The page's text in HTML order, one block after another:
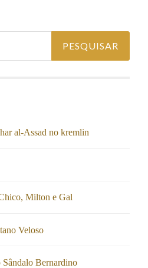
al-Assad no kremlin
Milton e Gal
Veloso
Bernardino